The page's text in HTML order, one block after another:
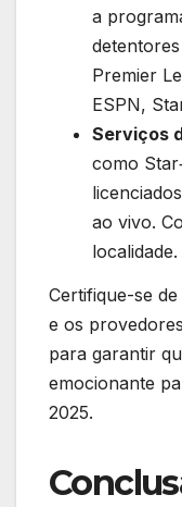
a
Premier
ESPN,
Serviços
como
ao vivo.
localidade.
Certifique-se
e os
para garantir
emocionante
2025.